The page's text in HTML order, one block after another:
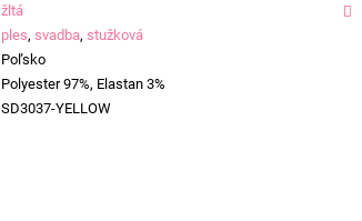
žltá
ples, svadba, stužková
Poľsko
Polyester 97%, Elastan 3%
SD3037-YELLOW